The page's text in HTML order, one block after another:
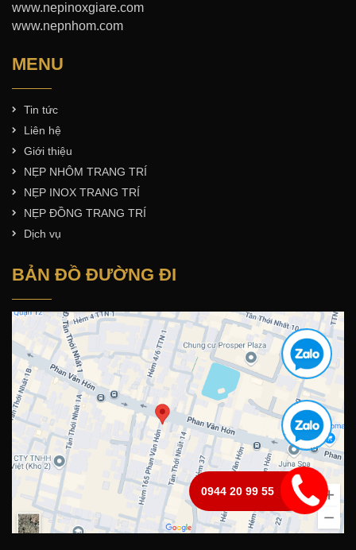
www.nepinoxgiare.com
www.nepnhom.com
MENU
Tin tức
Liên hệ
Giới thiệu
NẸP NHÔM TRANG TRÍ
NẸP INOX TRANG TRÍ
NẸP ĐỒNG TRANG TRÍ
Dịch vụ
BẢN ĐỒ ĐƯỜNG ĐI
0944 20 99 55